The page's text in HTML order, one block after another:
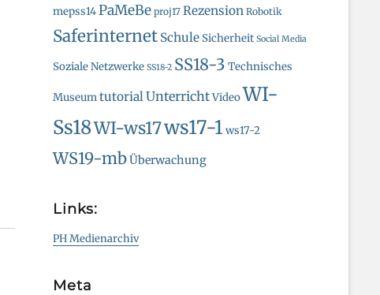
mepss14PaMeBe proj17 Rezension Robotik
Saferinternet Schule Sicherheit Social Media
Soziale Netzwerke SS18-2 SS18-3 Technisches
Museumtutorial UnterrichtVideoWI-
Ss18WI-ws17ws17-1 ws17-2
WS19-mbÜberwachung
Links:
PH Medienarchiv
Meta